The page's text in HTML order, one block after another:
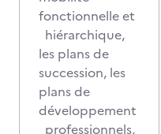
fonctionnelle et
hiérarchique,
les plans de
succession, les
plans de
développement
professionnels,